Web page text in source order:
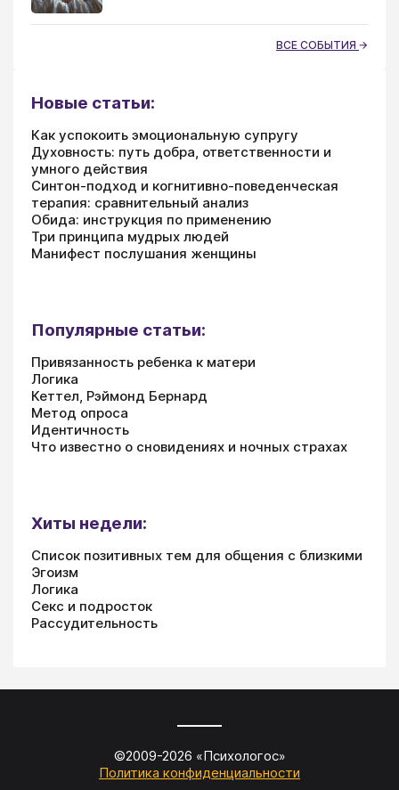
ВСЕ СОБЫТИЯ
Новые статьи:
Как успокоить эмоциональную супругу
Духовность: путь добра, ответственности и
умного действия
Синтон-подход и когнитивно-поведенческая
терапия: сравнительный анализ
Обида: инструкция по применению
Три принципа мудрых людей
Манифест послушания женщины
Популярные статьи:
Привязанность ребенка к матери
Логика
Кеттел, Рэймонд Бернард
Метод опроса
Идентичность
Что известно о сновидениях и ночных страхах
Хиты недели:
Список позитивных тем для общения с близкими
Эгоизм
Логика
Секс и подросток
Рассудительность
©2009-2026 «Психологос»
Политика конфиденциальности